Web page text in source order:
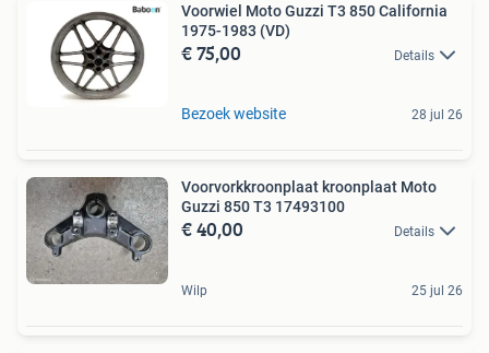
Voorwiel Moto Guzzi T3 850 California
1975-1983 (VD)
€ 75,00 Details
Bezoek website 28 jul 26
Voorvorkkroonplaat kroonplaat Moto
Guzzi 850 T3 17493100
€ 40,00 Details
Wilp 25 jul 26